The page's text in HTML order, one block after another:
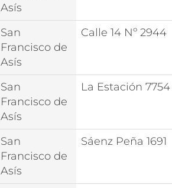
Asís
San
Francisco de
Asís
Calle 14 Nº 2944
San
Francisco de
Asís
La Estación 7754
San
Francisco de
Asís
Sáenz Peña 1691